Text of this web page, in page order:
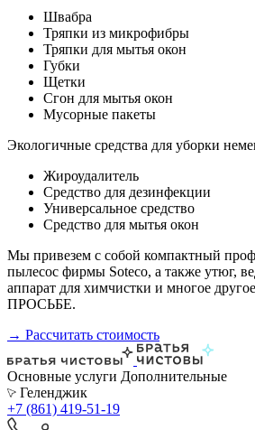
Швабра
Тряпки из микрофибры
Тряпки для мытья окон
Губки
Щетки
Сгон для мытья окон
Мусорные пакеты
Экологичные средства для уборки
Жироудалитель
Средство для дезинфекции
Универсальное средство
Средство для мытья окон
Мы привезем с собой компактный
пылесос фирмы Soteco, а также утюг,
аппарат для химчистки и многое
ПРОСЬБЕ.
→ Рассчитать стоимость
Основные услуги Дополнительные
Геленджик
+7 (861) 419-51-19